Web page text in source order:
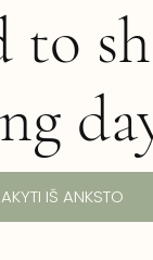
to
IŠ ANKSTO